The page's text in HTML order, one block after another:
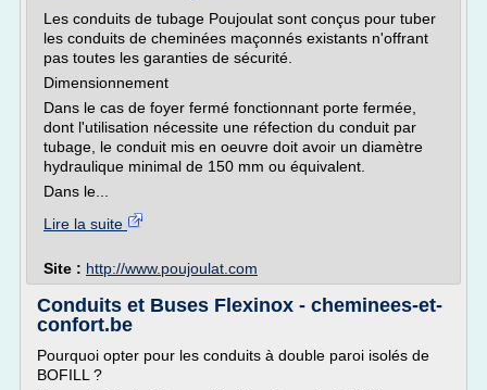
Les conduits de tubage Poujoulat sont conçus pour tuber
les conduits de cheminées maçonnés existants n'offrant
pas toutes les garanties de sécurité.
Dimensionnement
Dans le cas de foyer fermé fonctionnant porte fermée,
dont l'utilisation nécessite une réfection du conduit par
tubage, le conduit mis en oeuvre doit avoir un diamètre
hydraulique minimal de 150 mm ou équivalent.
Dans le...
Lire la suite
Site : http://www.poujoulat.com
Conduits et Buses Flexinox - cheminees-et-
confort.be
Pourquoi opter pour les conduits à double paroi isolés de
BOFILL ?